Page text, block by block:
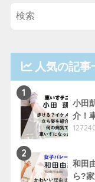
人気の記事
1
小田
介！
2
和田
ら?